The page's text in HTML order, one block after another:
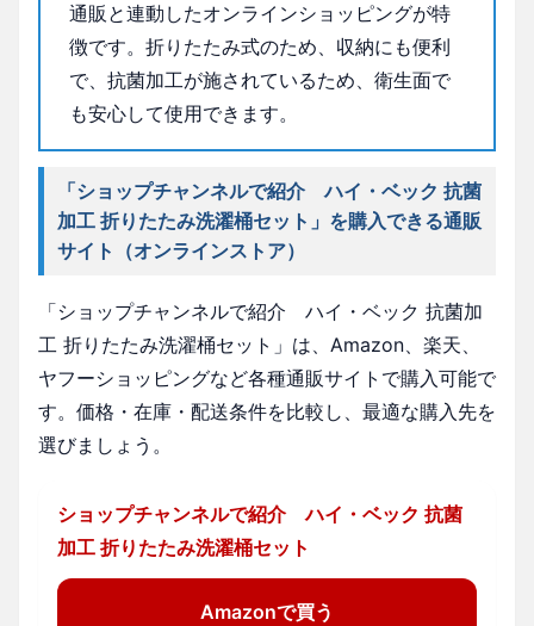
通販と連動したオンラインショッピングが特
徴です。折りたたみ式のため、収納にも便利
で、抗菌加工が施されているため、衛生面で
も安心して使用できます。
「ショップチャンネルで紹介 ハイ・ベック 抗菌
加工 折りたたみ洗濯桶セット」を購入できる通販
サイト（オンラインストア）
「ショップチャンネルで紹介 ハイ・ベック 抗菌加
工 折りたたみ洗濯桶セット」は、Amazon、楽天、
ヤフーショッピングなど各種通販サイトで購入可能で
す。価格・在庫・配送条件を比較し、最適な購入先を
選びましょう。
ショップチャンネルで紹介 ハイ・ベック 抗菌
加工 折りたたみ洗濯桶セット
Amazonで買う